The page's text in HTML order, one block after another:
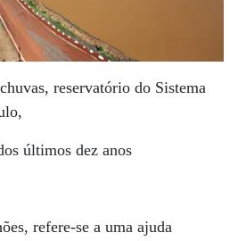
reservatório do Sistema
últimos dez anos
refere-se a uma ajuda